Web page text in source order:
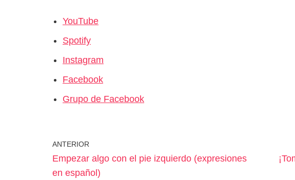
YouTube
Spotify
Instagram
Facebook
Grupo de Facebook
ANTERIOR
Empezar algo con el pie izquierdo (expresiones
en español)